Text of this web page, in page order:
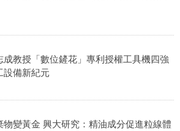
成教授「數位鏟花」專利授權工具機四強
設備新紀元
物變黃金 興大研究：精油成分促進粒線體